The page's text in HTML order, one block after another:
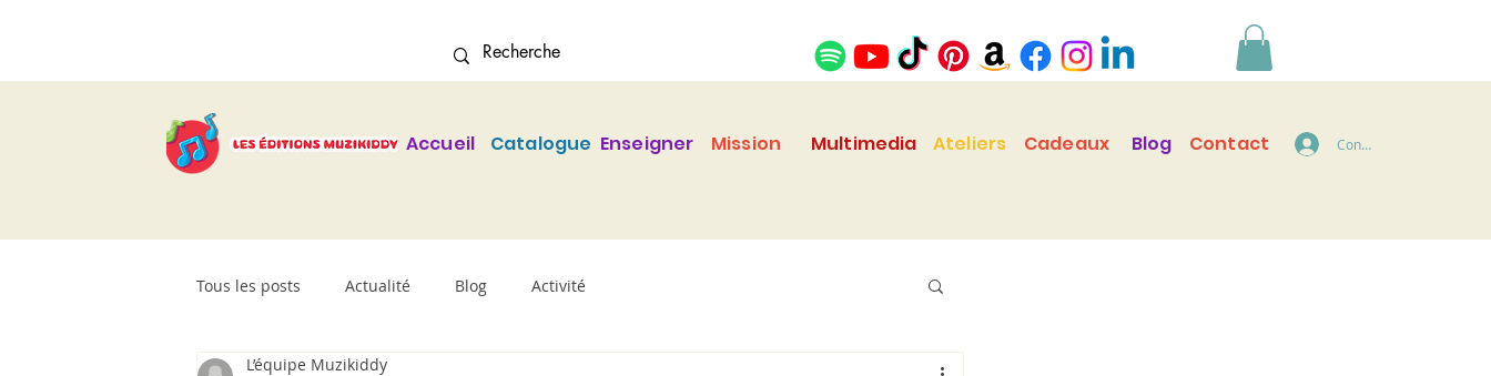
Accueil Catalogue Enseigner Mission Multimedia Ateliers Cadeaux Blog Contact Connecter
Tous les posts Actualité Blog Activité
L’équipe Muzikiddy